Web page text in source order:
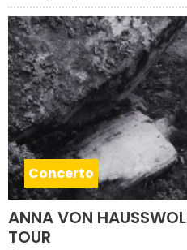
Concerto
ANNA VON
TOUR